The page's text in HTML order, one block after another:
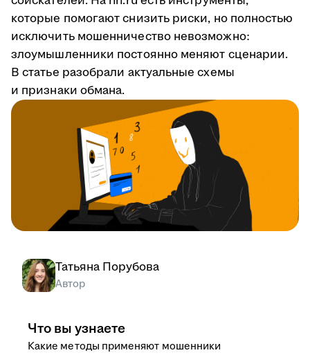
которые помогают снизить риски, но полностью
исключить мошенничество невозможно:
злоумышленники постоянно меняют сценарии.
В статье разобрали актуальные схемы
и признаки обмана.
Татьяна Порубова
Автор
Что вы узнаете
Какие методы применяют мошенники